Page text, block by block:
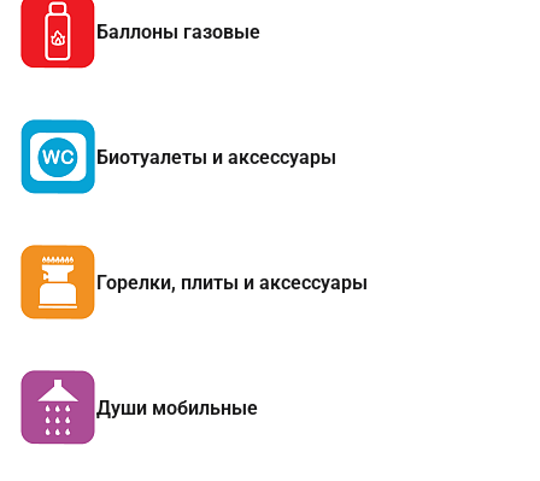
Баллоны газовые
Биотуалеты и аксессуары
Горелки, плиты и аксессуары
Души мобильные